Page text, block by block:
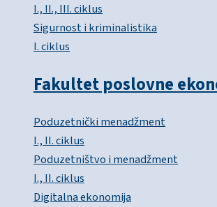
I., II., III. ciklus
Sigurnost i kriminalistika
I. ciklus
Fakultet poslovne
Poduzetnički menadžment
I., II. ciklus
Poduzetništvo i menadžment
I., II. ciklus
Digitalna ekonomija